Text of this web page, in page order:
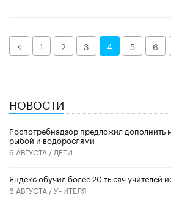
Назад1 2 3 4 5 6
НОВОСТИ
Роспотребнадзор предложил дополнить
рыбой и водорослями
6 АВГУСТА / ДЕТИ
​Яндекс обучил более 20 тысяч учителей
6 АВГУСТА /УЧИТЕЛЯ